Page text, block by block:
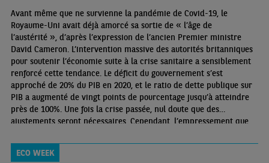
Avant même que ne survienne la pandémie de Covid-19, le
Royaume-Uni avait déjà amorcé sa sortie de « l’âge de
l’austérité », d’après l’expression de l’ancien Premier ministre
David Cameron. L’intervention massive des autorités britanniques
pour soutenir l’économie suite à la crise sanitaire a sensiblement
renforcé cette tendance. Le déficit du gouvernement s’est
approché de 20% du PIB en 2020, et le ratio de dette publique sur
PIB a augmenté de vingt points de pourcentage jusqu’à atteindre
près de 100%. Une fois la crise passée, nul doute que des
ajustements seront nécessaires. Cependant, l’empressement que
pourrait être contre-productif s’il provoquait un étouffement de la
reprise économique
ECO WEEK